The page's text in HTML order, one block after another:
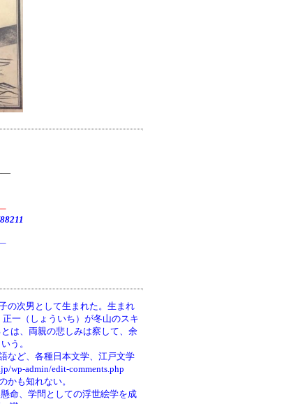
の次男として生まれた。生まれ
一（しょういち）が冬山のスキ
は、両親の悲しみは察して、余
う。
など、各種日本文学、江戸文学
wp-admin/edit-comments.php
かも知れない。
命、学問としての浮世絵学を成